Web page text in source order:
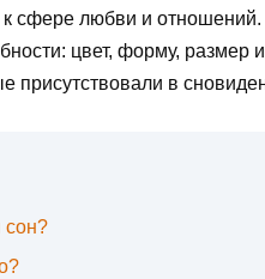
к сфере любви и
цвет, форму, размер
присутствовали в
сон?